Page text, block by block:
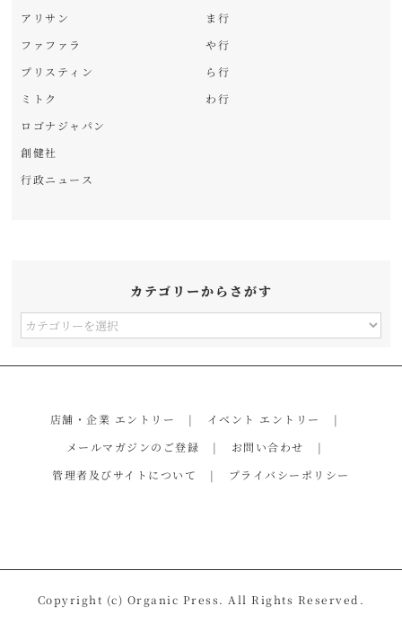
アリサン
ファファラ
プリスティン
ミトク
ロゴナジャパン
創健社
行政ニュース
ま行
や行
ら行
わ行
カテゴリーからさがす
カ
す
店舗・企業 エントリー
イベント エントリー
メールマガジンのご登録
お問い合わせ
管理者及びサイトについて
プライバシーポリシー
Copyright (c) Organic Press. All Rights Reserved.